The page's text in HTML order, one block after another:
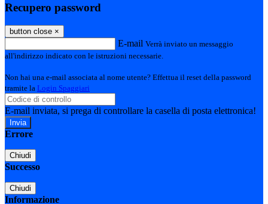
Recupero password
button close ×
E-mail Verrà inviato un messaggio
all'indirizzo indicato con le istruzioni necessarie.
Non hai una e-mail associata al nome utente? Effettua il reset della password
tramite la Login Spaggiari
E-mail inviata, si prega di controllare la casella di posta elettronica!
Errore
Chiudi
Successo
Chiudi
Informazione